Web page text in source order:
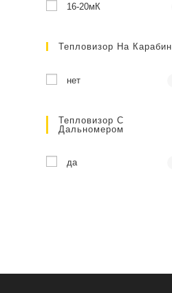
16-20мК
Тепловизор На Карабин
нет
Тепловизор С
Дальномером
да